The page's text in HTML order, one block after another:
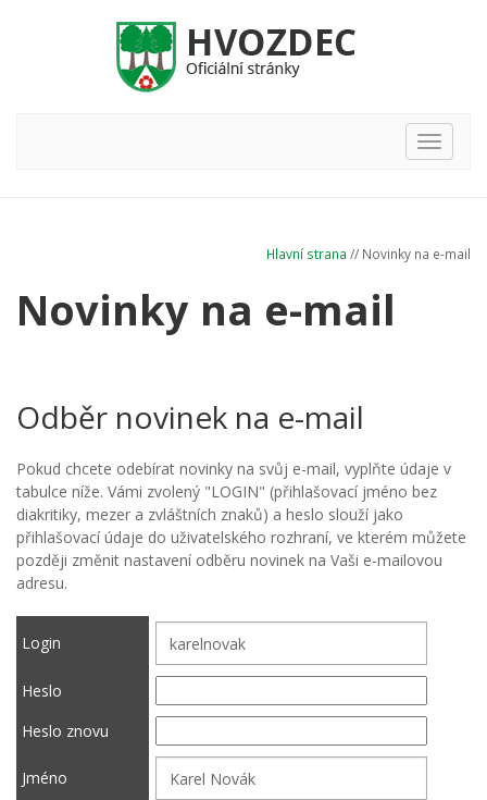
Hlavní
nabídka
Hlavní strana // Novinky na e-mail
Novinky na e-mail
Odběr novinek na e-mail
Pokud chcete odebírat novinky na svůj e-mail, vyplňte údaje v
tabulce níže. Vámi zvolený "LOGIN" (přihlašovací jméno bez
diakritiky, mezer a zvláštních znaků) a heslo slouží jako
přihlašovací údaje do uživatelského rozhraní, ve kterém můžete
později změnit nastavení odběru novinek na Vaši e-mailovou
adresu.
Login
Heslo
Heslo znovu
Jméno